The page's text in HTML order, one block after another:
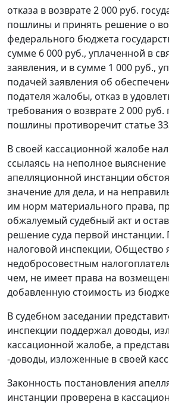
отказа в возврате 2 000 руб.
пошлины и принять решение о
федерального бюджета
сумме 6 000 руб., уплаченной в
заявления, и в сумме 1 000 руб.,
подачей заявления об
подателя жалобы, отказ в
требования о возврате 2 000 руб.
пошлины противоречит статье
В своей кассационной жалобе
ссылаясь на неполное выяснение
апелляционной инстанции
значение для дела, и на
им норм материального права,
обжалуемый судебный акт и
решение суда первой
налоговой инспекции, Общество
недобросовестным
чем, не имеет права на
добавленную стоимость из
В судебном заседании
инспекции поддержал доводы,
кассационной жалобе, а
-доводы, изложенные в своей
Законность постановления
инстанции проверена в